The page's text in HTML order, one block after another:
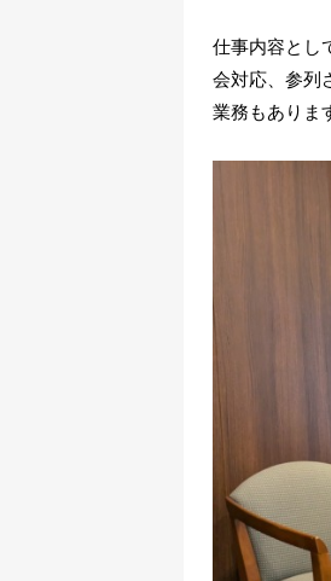
仕事内容とし
会対応、参列
業務もありま